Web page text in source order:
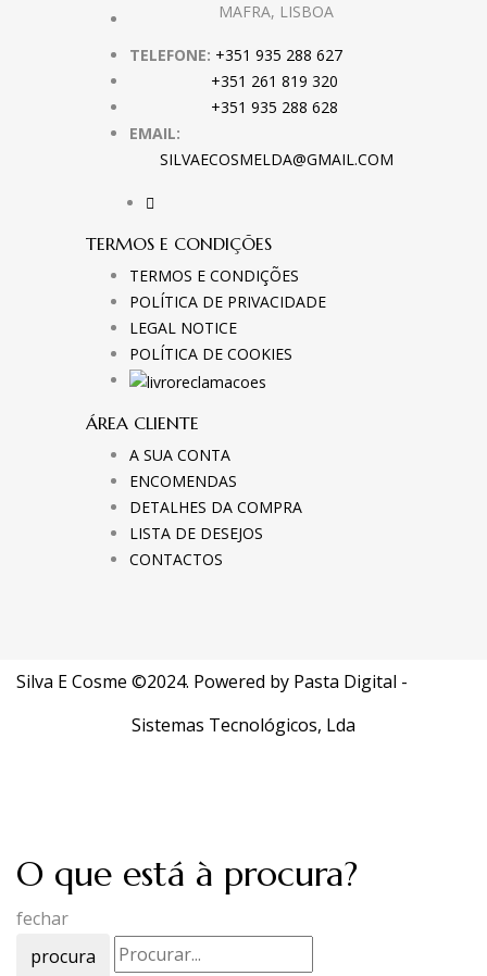
MAFRA, LISBOA
TELEFONE: +351 935 288 627
+351 261 819 320
+351 935 288 628
EMAIL:
SILVAECOSMELDA@GMAIL.COM
TERMOS E CONDIÇÕES
TERMOS E CONDIÇÕES
POLÍTICA DE PRIVACIDADE
LEGAL NOTICE
POLÍTICA DE COOKIES
ÁREA CLIENTE
A SUA CONTA
ENCOMENDAS
DETALHES DA COMPRA
LISTA DE DESEJOS
CONTACTOS
Silva E Cosme ©2024. Powered by Pasta Digital -
Sistemas Tecnológicos, Lda
O que está à procura?
fechar
procura